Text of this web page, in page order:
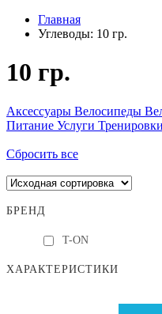
Главная
Углеводы: 10 гр.
10 гр.
Аксессуары Велосипеды
Питание Услуги Тренировки
Сбросить все
БРЕНД
T-ON
ХАРАКТЕРИСТИКИ